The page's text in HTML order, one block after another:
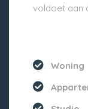
voldoet aan
Woning